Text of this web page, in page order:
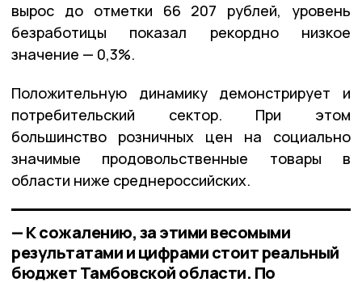
вырос до отметки 66 207 рублей, уровень
безработицы показал рекордно низкое
значение — 0,3%.
Положительную динамику демонстрирует и
потребительский сектор. При этом
большинство розничных цен на социально
значимые продовольственные товары в
области ниже среднероссийских.
— К сожалению, за этими весомыми
результатами и цифрами стоит реальный
бюджет Тамбовской области. По